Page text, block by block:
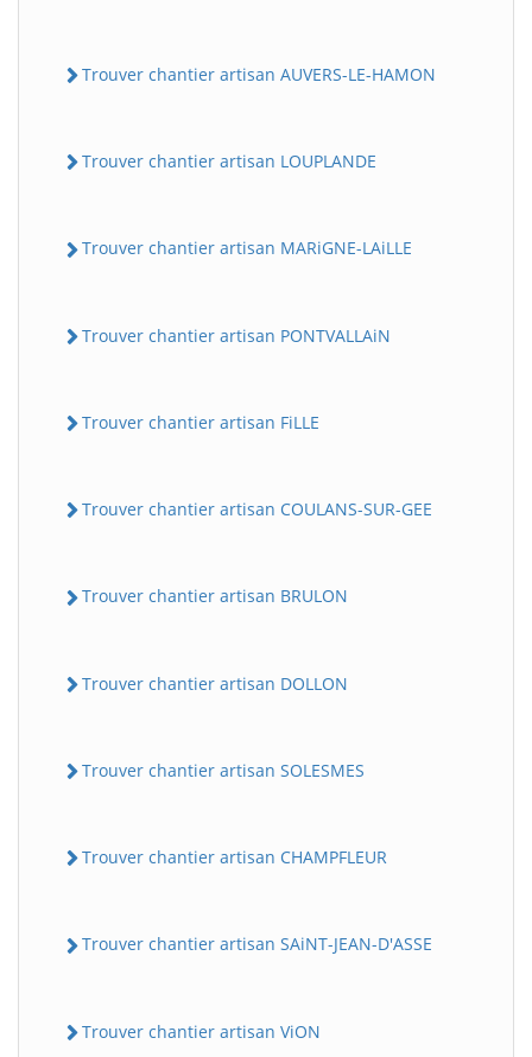
Trouver chantier artisan AUVERS-LE-HAMON
Trouver chantier artisan LOUPLANDE
Trouver chantier artisan MARiGNE-LAiLLE
Trouver chantier artisan PONTVALLAiN
Trouver chantier artisan FiLLE
Trouver chantier artisan COULANS-SUR-GEE
Trouver chantier artisan BRULON
Trouver chantier artisan DOLLON
Trouver chantier artisan SOLESMES
Trouver chantier artisan CHAMPFLEUR
Trouver chantier artisan SAiNT-JEAN-D'ASSE
Trouver chantier artisan ViON